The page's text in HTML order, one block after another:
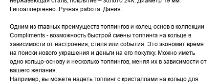
Гипоаллергенно. Ручная работа. Дания.
Одним из главных преимуществ топпингов и колец-основ в коллекции
Compliments - возможность быстрой смены топпинга на кольце в
зависимости от настроения, стиля или события. Это экономит время
на поиски нового украшения и деньги на его покупку. Можно иметь
одно кольцо-основу и несколько топпингов, меняя их в зависимости от
вашего желания.
Например, вы можете надеть топпинг с кристаллами на кольцо для